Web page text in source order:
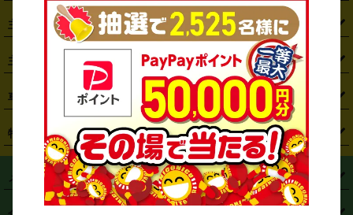
・東京都 ・神奈川県 ・埼玉県 ・千葉県 ・茨城県
・ 栃木県 ・群馬県 ・山梨県 ・愛知県 ・静岡県 ・岐阜県
・ 新潟県 富山県 ・石川県 ・福井県 ・大阪府
京都府 滋賀県 ・和歌山県 ・ 奈良県 ・三重県
・島根県 ・岡山県 ・広島県 ・山口県 ・徳島県
香川県 ・愛媛県 ・高知県 ・福岡県 ・佐賀県 ・長崎県
熊本県 ・大分県 ・宮崎県 ・鹿児島県 ・沖縄県
・ 札幌駅 ・仙台駅 ・新宿駅 ・池袋駅 ・渋谷駅 ・東京駅
・川崎駅 ・大宮駅 ・西船橋駅 ・柏駅 ・名古屋駅
・ 難波駅 三宮駅 ・京都駅 ・ 広島駅 ・博多駅
・ 那覇空港駅
主要空港から探す
・ 新千歳空港 仙台空港
・羽田空港
・ 中部国際空港セントレア ・ 関西国際空港
・ 大阪国際空港（伊丹空港） ・神戸空港
・ 岡山空港 ・徳島空港
・ 福岡空港 ・鹿児島空港
主要都市から探す
・仙台市
・さいたま市
・ 横浜市 ・川崎市
相模原市 ・新潟市
静岡市 ・浜松市
車種から探す
・コンパクトカー ・ステーションワゴン・セダン
ミニバン・ワンボックス ・ 高級ミニバン・ワンボックス
・ 軽トラック・商用バン
トラック・バン (タウンエースバン、ライトエースバン等)
特徴から探す
ハイブリッド ・宅配レンタカー ・ETCカードレンタル
・ 長期レンタル ・深夜時間帯レンタル ・免責補償プラス
メニュー
トップページ ・はじめての方へ ・ご利用案内